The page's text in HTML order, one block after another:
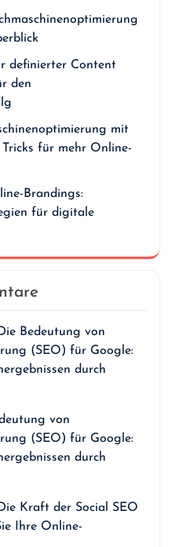
definierter Content
den
mit
Tricks für mehr Online-
Brandings:
für digitale
Die Bedeutung von
(SEO) für Google:
durch
von
(SEO) für Google:
durch
Die Kraft der Social SEO
Ihre Online-